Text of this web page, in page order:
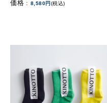
価格 : 8,580円(税込)